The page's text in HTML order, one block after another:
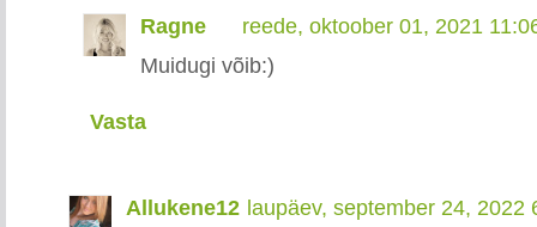
Ragne
reede, oktoober 01, 2021
Muidugi võib:)
Vasta
Allukene12 laupäev, september 24, 2022